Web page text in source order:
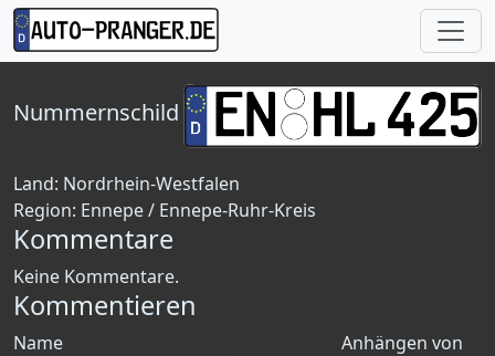
Nummernschild
Land: Nordrhein-Westfalen
Region: Ennepe / Ennepe-Ruhr-Kreis
Kommentare
Keine Kommentare.
Kommentieren
Anhängen von
Name